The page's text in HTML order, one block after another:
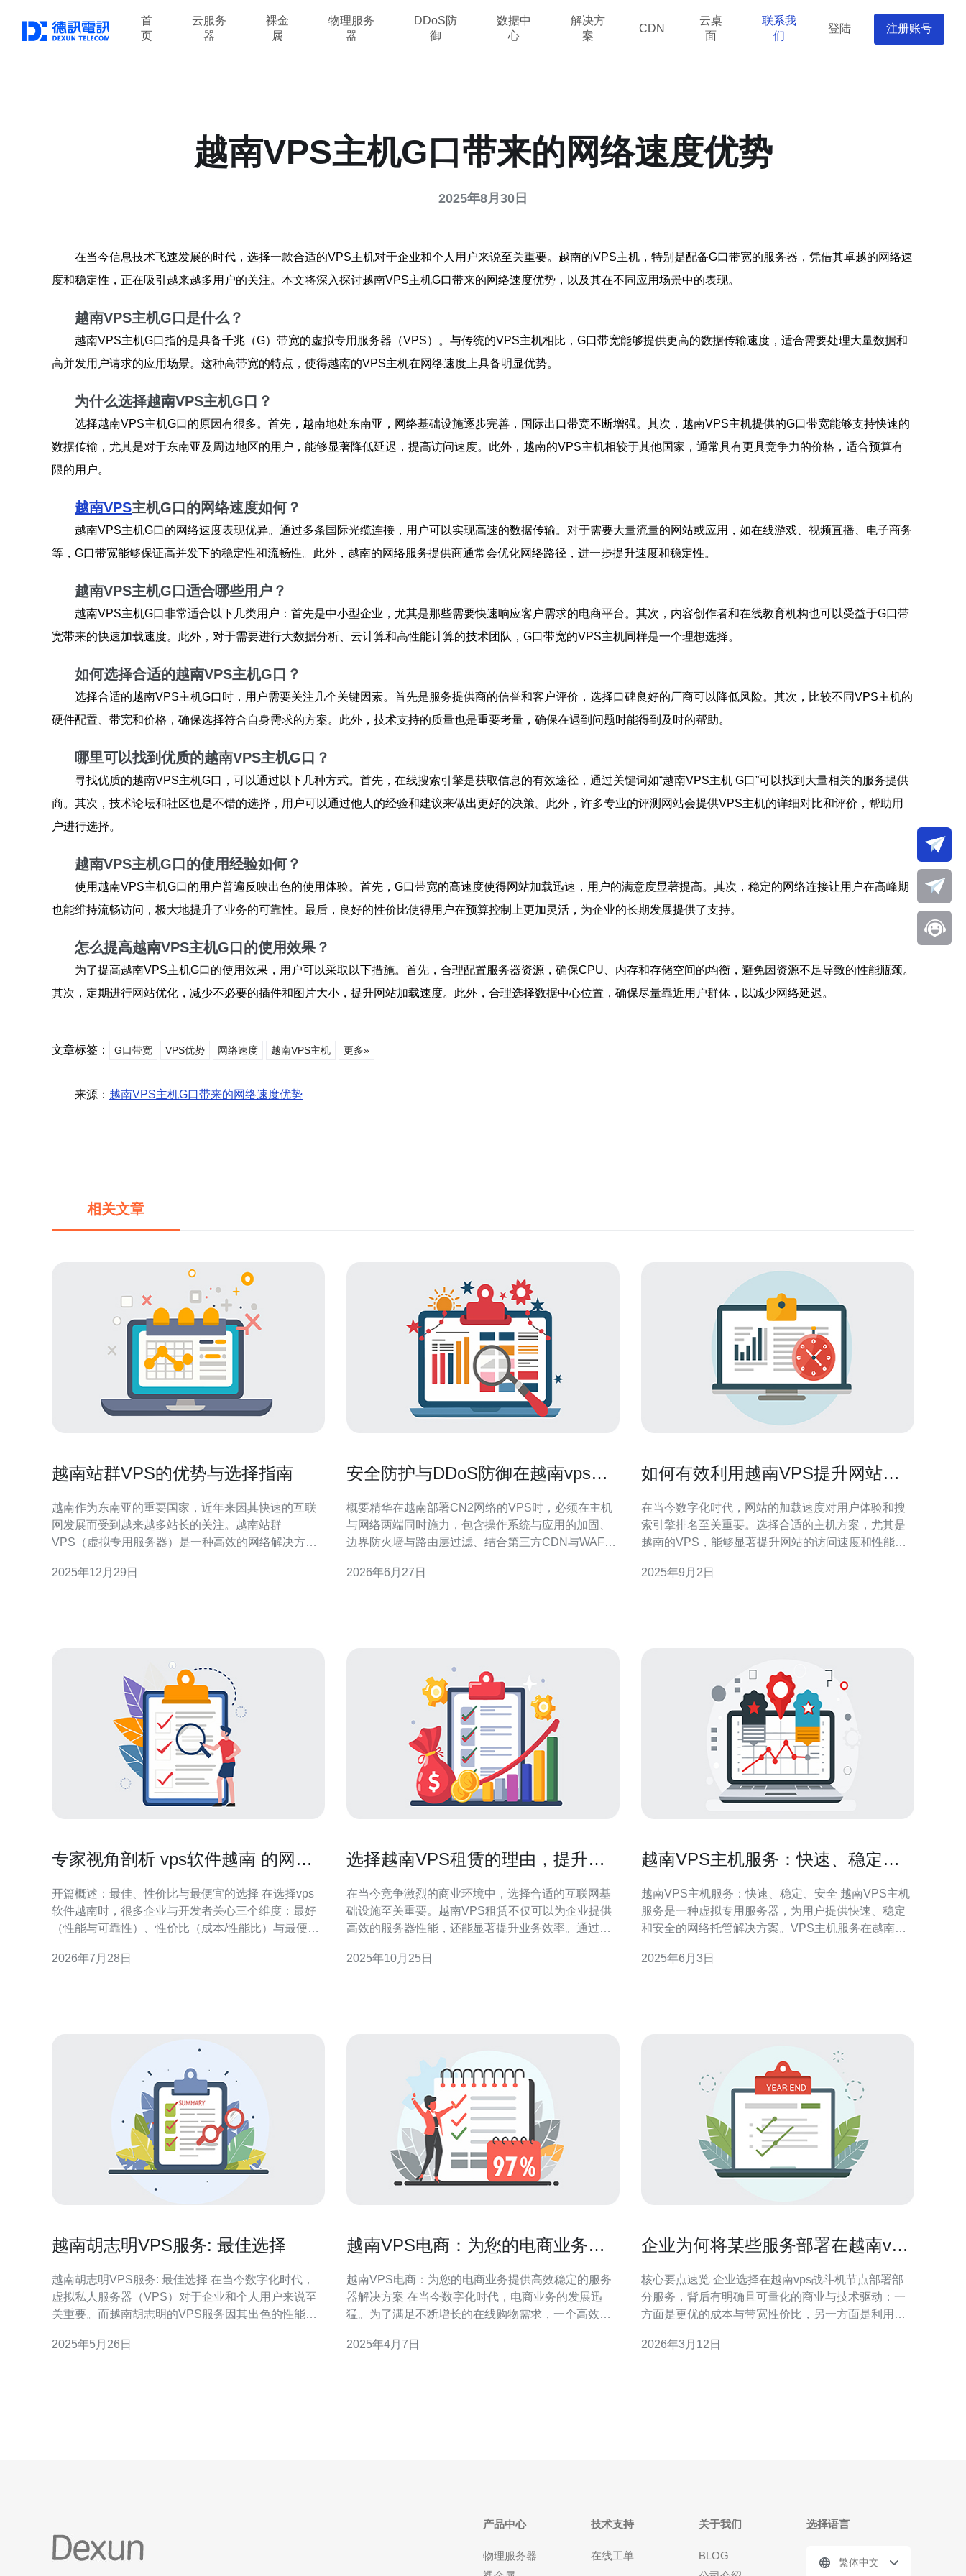
首
页
云服务
器
裸金
属
物理服务
器
DDoS防
御
数据中
心
解决方
案
CDN
云桌
面
联系我
们
登陆 注册账号
越南VPS主机G口带来的网络速度优势
2025年8月30日
在当今信息技术飞速发展的时代，选择一款合适的VPS主机对于企业和个人用户来说至关重要。越南的VPS主机，特别是配备G口带宽的服务器，凭借其卓越的网络速
度和稳定性，正在吸引越来越多用户的关注。本文将深入探讨越南VPS主机G口带来的网络速度优势，以及其在不同应用场景中的表现。
越南VPS主机G口是什么？
越南VPS主机G口指的是具备千兆（G）带宽的虚拟专用服务器（VPS）。与传统的VPS主机相比，G口带宽能够提供更高的数据传输速度，适合需要处理大量数据和
高并发用户请求的应用场景。这种高带宽的特点，使得越南的VPS主机在网络速度上具备明显优势。
为什么选择越南VPS主机G口？
选择越南VPS主机G口的原因有很多。首先，越南地处东南亚，网络基础设施逐步完善，国际出口带宽不断增强。其次，越南VPS主机提供的G口带宽能够支持快速的
数据传输，尤其是对于东南亚及周边地区的用户，能够显著降低延迟，提高访问速度。此外，越南的VPS主机相较于其他国家，通常具有更具竞争力的价格，适合预算有
限的用户。
越南VPS主机G口的网络速度如何？
越南VPS主机G口的网络速度表现优异。通过多条国际光缆连接，用户可以实现高速的数据传输。对于需要大量流量的网站或应用，如在线游戏、视频直播、电子商务
等，G口带宽能够保证高并发下的稳定性和流畅性。此外，越南的网络服务提供商通常会优化网络路径，进一步提升速度和稳定性。
越南VPS主机G口适合哪些用户？
越南VPS主机G口非常适合以下几类用户：首先是中小型企业，尤其是那些需要快速响应客户需求的电商平台。其次，内容创作者和在线教育机构也可以受益于G口带
宽带来的快速加载速度。此外，对于需要进行大数据分析、云计算和高性能计算的技术团队，G口带宽的VPS主机同样是一个理想选择。
如何选择合适的越南VPS主机G口？
选择合适的越南VPS主机G口时，用户需要关注几个关键因素。首先是服务提供商的信誉和客户评价，选择口碑良好的厂商可以降低风险。其次，比较不同VPS主机的
硬件配置、带宽和价格，确保选择符合自身需求的方案。此外，技术支持的质量也是重要考量，确保在遇到问题时能得到及时的帮助。
哪里可以找到优质的越南VPS主机G口？
寻找优质的越南VPS主机G口，可以通过以下几种方式。首先，在线搜索引擎是获取信息的有效途径，通过关键词如“越南VPS主机 G口”可以找到大量相关的服务提供
商。其次，技术论坛和社区也是不错的选择，用户可以通过他人的经验和建议来做出更好的决策。此外，许多专业的评测网站会提供VPS主机的详细对比和评价，帮助用
户进行选择。
越南VPS主机G口的使用经验如何？
使用越南VPS主机G口的用户普遍反映出色的使用体验。首先，G口带宽的高速度使得网站加载迅速，用户的满意度显著提高。其次，稳定的网络连接让用户在高峰期
也能维持流畅访问，极大地提升了业务的可靠性。最后，良好的性价比使得用户在预算控制上更加灵活，为企业的长期发展提供了支持。
怎么提高越南VPS主机G口的使用效果？
为了提高越南VPS主机G口的使用效果，用户可以采取以下措施。首先，合理配置服务器资源，确保CPU、内存和存储空间的均衡，避免因资源不足导致的性能瓶颈。
其次，定期进行网站优化，减少不必要的插件和图片大小，提升网站加载速度。此外，合理选择数据中心位置，确保尽量靠近用户群体，以减少网络延迟。
文章标签： G口带宽 VPS优势 网络速度 越南VPS主机 更多»
来源： 越南VPS主机G口带来的网络速度优势
相关文章
越南站群VPS的优势与选择指南
越南作为东南亚的重要国家，近年来因其快速的互联
网发展而受到越来越多站长的关注。越南站群
VPS（虚拟专用服务器）是一种高效的网络解决方
探讨越南站群VPS的优势及选择指南，并附上实际操
2025年12月29日
安全防护与DDoS防御在越南vps
概要精华在越南部署CN2网络的VPS时，必须在主机
与网络两端同时施力，包含操作系统与应用的加固、
边界防火墙与路由层过滤、结合第三方CDN与WAF做
措施包括及时打补丁、使用SSH密钥与最小权限、启
2026年6月27日
如何有效利用越南VPS提升网站速
在当今数字化时代，网站的加载速度对用户体验和搜
索引擎排名至关重要。选择合适的主机方案，尤其是
越南的VPS，能够显著提升网站的访问速度和性能。
包括选择合适的服务商、优化配置和进行性能调优等
2025年9月2日
专家视角剖析 vps软件越南 的网络
开篇概述：最佳、性价比与最便宜的选择 在选择vps
软件越南时，很多企业与开发者关心三个维度：最好
（性能与可靠性）、性价比（成本/性能比）与最便宜
KVM的方案通常被认为是“最好”的，因为它提供硬件
2026年7月28日
选择越南VPS租赁的理由，提升业
在当今竞争激烈的商业环境中，选择合适的互联网基
础设施至关重要。越南VPS租赁不仅可以为企业提供
高效的服务器性能，还能显著提升业务效率。通过选
的网络连接和卓越的技术支持，让您的业务如虎添
2025年10月25日
越南VPS主机服务：快速、稳定、
越南VPS主机服务：快速、稳定、安全 越南VPS主机
服务是一种虚拟专用服务器，为用户提供快速、稳定
和安全的网络托管解决方案。VPS主机服务在越南地
务器的需求。 越南VPS主机服务提供快速的服务器响
2025年6月3日
越南胡志明VPS服务: 最佳选择
越南胡志明VPS服务: 最佳选择 在当今数字化时代，
虚拟私人服务器（VPS）对于企业和个人用户来说至
关重要。而越南胡志明的VPS服务因其出色的性能和
提供卓越的性能，无论是在速度还是稳定性方面都表
2025年5月26日
越南VPS电商：为您的电商业务提
越南VPS电商：为您的电商业务提供高效稳定的服务
器解决方案 在当今数字化时代，电商业务的发展迅
猛。为了满足不断增长的在线购物需求，一个高效稳
一个值得考虑的选择。 越南VPS电商提供高性能的服
2025年4月7日
企业为何将某些服务部署在越南vps
核心要点速览 企业选择在越南vps战斗机节点部署部
分服务，背后有明确且可量化的商业与技术驱动：一
方面是更优的成本与带宽性价比，另一方面是利用越
用户体验，同时作为全球部署的冗余节点以实现合规
2026年3月12日
产品中心
物理服务器
技术支持
在线工单
关于我们
BLOG
选择语言
繁体中文